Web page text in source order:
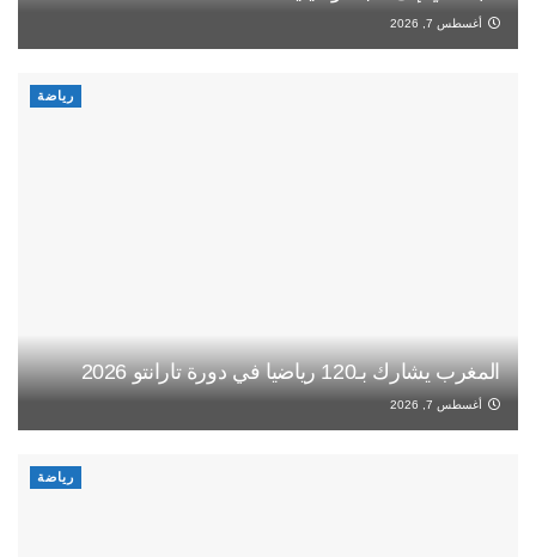
أغسطس 7, 2026
رياضة
المغرب يشارك بـ120 رياضيا في دورة تارانتو 2026
أغسطس 7, 2026
رياضة